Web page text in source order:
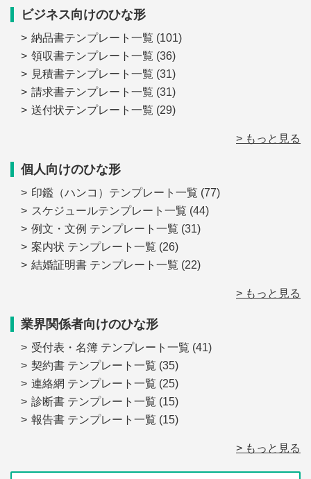
ビジネス向けのひな形
納品書テンプレート一覧 (101)
領収書テンプレート一覧 (36)
見積書テンプレート一覧 (31)
請求書テンプレート一覧 (31)
送付状テンプレート一覧 (29)
> もっと見る
個人向けのひな形
印鑑（ハンコ）テンプレート一覧 (77)
スケジュールテンプレート一覧 (44)
例文・文例 テンプレート一覧 (31)
案内状 テンプレート一覧 (26)
結婚証明書 テンプレート一覧 (22)
> もっと見る
業界関係者向けのひな形
受付表・名簿 テンプレート一覧 (41)
契約書 テンプレート一覧 (35)
連絡網 テンプレート一覧 (25)
診断書 テンプレート一覧 (15)
報告書 テンプレート一覧 (15)
> もっと見る